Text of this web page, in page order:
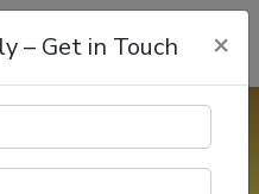
Madhya
– Get in Touch ×